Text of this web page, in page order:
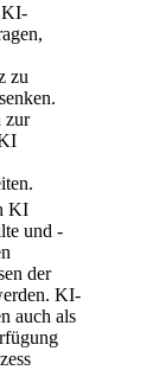
KI-
zu
zur
KI
und -
der
KI-
auch als